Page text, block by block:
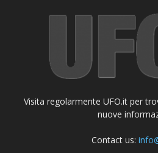
Visita regolarmente UFO.it per
nuove
Contact us: